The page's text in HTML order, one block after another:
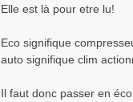
Elle est là pour etre lu!
Eco signifique
auto signifique clim
Il faut donc passer en